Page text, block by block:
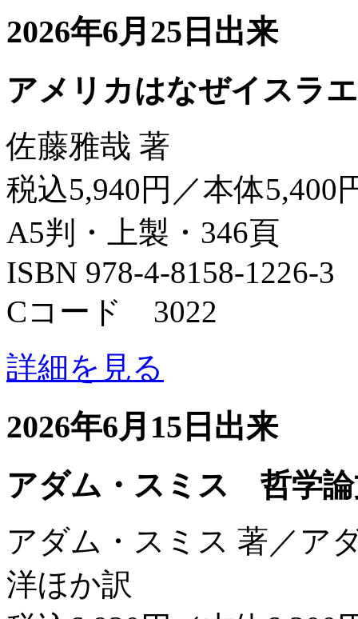
2026年6月25日出来
アメリカはなぜイスラ
佐藤雅哉 著
税込5,940円／本体5,400
A5判・上製・346頁
ISBN 978-4-8158-1226-3
Cコード 3022
詳細を見る
2026年6月15日出来
アダム・スミス 哲学論
アダム・スミス 著／ア
洋ほか訳